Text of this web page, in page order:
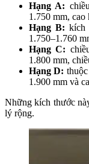
Hạng A:
1.750 mm, cao
Hạng B: kích
1.750–1.760
Hạng C:
1.800 mm,
Hạng D:
1.900 mm và
Những kích thước
lý rộng.